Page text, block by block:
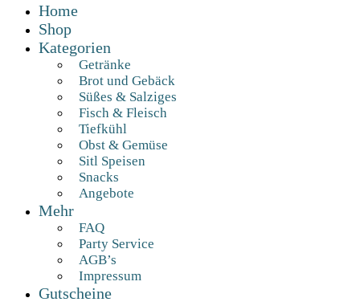
Home
Shop
Kategorien
Getränke
Brot und Gebäck
Süßes & Salziges
Fisch & Fleisch
Tiefkühl
Obst & Gemüse
Sitl Speisen
Snacks
Angebote
Mehr
FAQ
Party Service
AGB’s
Impressum
Gutscheine